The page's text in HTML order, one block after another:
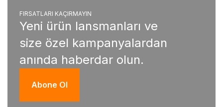
FIRSATLARI KAÇIRMAYIN
Yeni ürün lansmanları ve
size özel kampanyalardan
anında haberdar olun.
Abone Ol